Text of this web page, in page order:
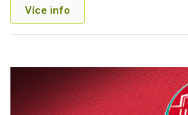
Více info